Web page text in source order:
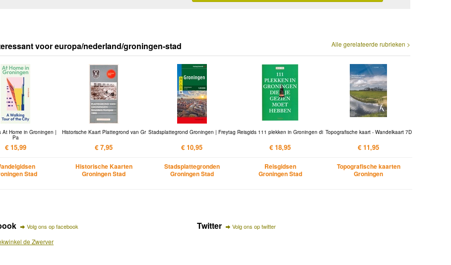
Alle gerelateerde rubrieken >
voor europa/nederland/groningen-stad
At Home in Groningen |
Pa
€ 15,99
Stad
Historische Kaart Plattegrond van Gr
€ 7,95
Historische Kaarten
Groningen Stad
Stadsplattegrond Groningen | Freytag
€ 10,95
Stadsplattegronden
Groningen Stad
Reisgids 111 plekken in Groningen di
€ 18,95
Reisgidsen
Groningen Stad
Topografische kaart - Wandelkaart 7D
€ 11,95
Topografische kaarten
Groningen
Volg ons op facebook
de Zwerver
Twitter Volg ons op twitter